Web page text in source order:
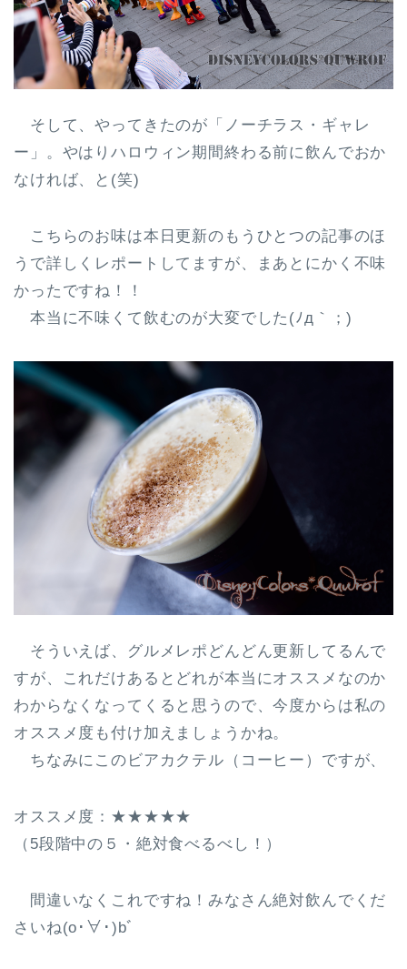
そして、やってきたのが「ノーチラス・ギャレ
ー」。やはりハロウィン期間終わる前に飲んでおか
なければ、と(笑)
こちらのお味は本日更新のもうひとつの記事のほ
うで詳しくレポートしてますが、まあとにかく不味
かったですね！！
本当に不味くて飲むのが大変でした(ﾉд｀；)
そういえば、グルメレポどんどん更新してるんで
すが、これだけあるとどれが本当にオススメなのか
わからなくなってくると思うので、今度からは私の
オススメ度も付け加えましょうかね。
ちなみにこのビアカクテル（コーヒー）ですが、
オススメ度：★★★★★
（5段階中の５・絶対食べるべし！）
間違いなくこれですね！みなさん絶対飲んでくだ
さいね(o･∀･)bﾞ